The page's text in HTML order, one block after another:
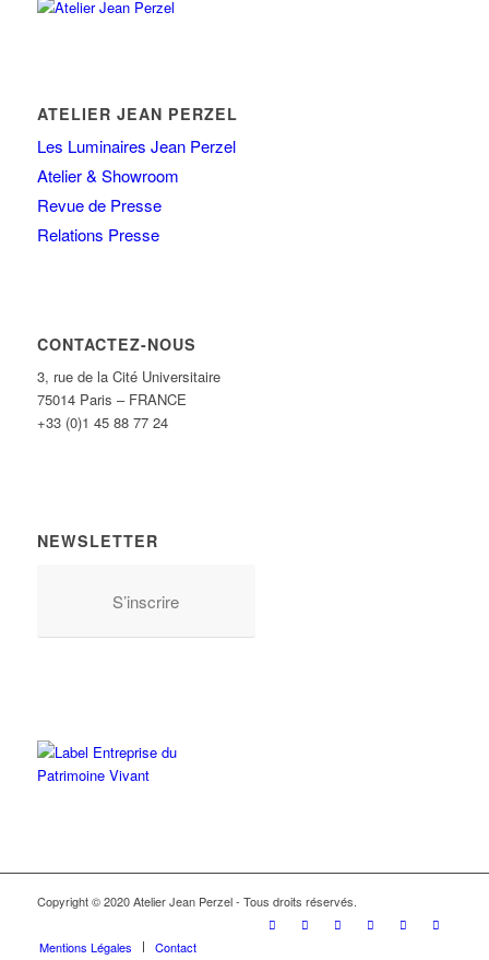
ATELIER JEAN PERZEL
Les Luminaires Jean Perzel
Atelier & Showroom
Revue de Presse
Relations Presse
CONTACTEZ-NOUS
3, rue de la Cité Universitaire
75014 Paris – FRANCE
+33 (0)1 45 88 77 24
NEWSLETTER
S’inscrire
Copyright © 2020 Atelier Jean Perzel - Tous droits réservés.
Mentions Légales Contact